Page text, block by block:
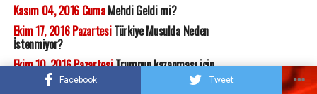
Facebook Tweet
Kasım 04, 2016 CumaMehdi Geldi mi?
Ekim 17, 2016 PazartesiTürkiye Musulda Neden
İstenmiyor?
Ekim 10, 2016 PazartesiTrumpun kazanması için
duacıyım